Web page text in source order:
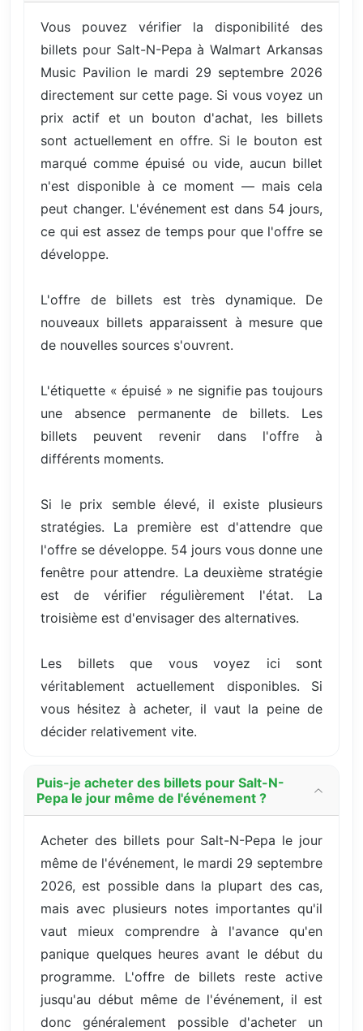
Vous pouvez vérifier la disponibilité des
billets pour Salt-N-Pepa à Walmart Arkansas
Music Pavilion le mardi 29 septembre 2026
directement sur cette page. Si vous voyez un
prix actif et un bouton d'achat, les billets
sont actuellement en offre. Si le bouton est
marqué comme épuisé ou vide, aucun billet
n'est disponible à ce moment — mais cela
peut changer. L'événement est dans 54 jours,
ce qui est assez de temps pour que l'offre se
développe.
L'offre de billets est très dynamique. De
nouveaux billets apparaissent à mesure que
de nouvelles sources s'ouvrent.
L'étiquette « épuisé » ne signifie pas toujours
une absence permanente de billets. Les
billets peuvent revenir dans l'offre à
différents moments.
Si le prix semble élevé, il existe plusieurs
stratégies. La première est d'attendre que
l'offre se développe. 54 jours vous donne une
fenêtre pour attendre. La deuxième stratégie
est de vérifier régulièrement l'état. La
troisième est d'envisager des alternatives.
Les billets que vous voyez ici sont
véritablement actuellement disponibles. Si
vous hésitez à acheter, il vaut la peine de
décider relativement vite.
Puis-je acheter des billets pour Salt-N-
Pepa le jour même de l'événement ?
Acheter des billets pour Salt-N-Pepa le jour
même de l'événement, le mardi 29 septembre
2026, est possible dans la plupart des cas,
mais avec plusieurs notes importantes qu'il
vaut mieux comprendre à l'avance qu'en
panique quelques heures avant le début du
programme. L'offre de billets reste active
jusqu'au début même de l'événement, il est
donc généralement possible d'acheter un